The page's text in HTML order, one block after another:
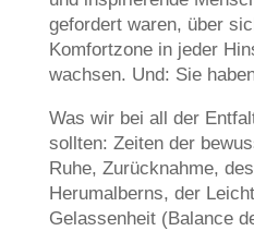
gefordert waren, über
Komfortzone in jeder
wachsen. Und: Sie
Was wir bei all der
sollten: Zeiten der
Ruhe, Zurücknahme,
Herumalberns, der
Gelassenheit (Balance